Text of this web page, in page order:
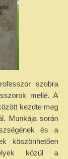
szobra
mellé. A
kezdte meg
Munkája során
és a
köszönhetően
közül a